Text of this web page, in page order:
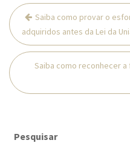
Navegação
de
Post
Saiba como provar o
adquiridos antes da Lei da
Saiba como reconhecer
Pesquisar